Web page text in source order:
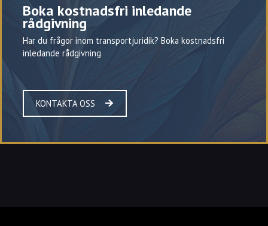
Boka kostnadsfri inledande
rådgivning
Har du frågor inom transportjuridik? Boka kostnadsfri
inledande rådgivning
KONTAKTA OSS